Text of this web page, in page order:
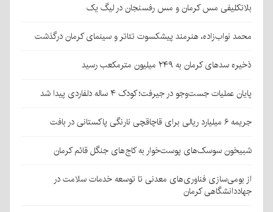
بلاتکلیفی مس کرمان و مس رفسنجان در لیگ یک
محمد نواب‌زاده، هنرمند پیشکسوت تئاتر و سینمای کرمان درگذشت
ذخیره سدهای کرمان به ۲۴۹ میلیون مترمکعب رسید
پایان عملیات جست‌وجو در جیرفت؛ کودک ۴ ساله دلفاردی پیدا شد
جریمه ۶ میلیارد ریالی برای قاچاقچی نارنگی پاکستانی در بافت
شبیخون سوسک‌های پوست‌خوار به کاج‌های جنگل قائم کرمان
از بومی‌سازی فناوری‌های معدنی تا توسعه خدمات سلامت در
جهاددانشگاهی کرمان